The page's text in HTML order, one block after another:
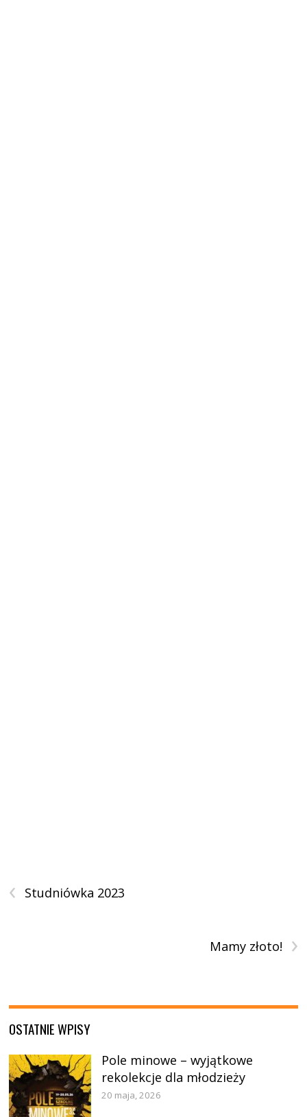
‹ Studniówka 2023
›
Mamy złoto!
OSTATNIE WPISY
Pole minowe – wyjątkowe
rekolekcje dla młodzieży
20 maja, 2026